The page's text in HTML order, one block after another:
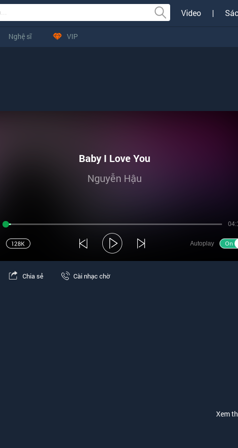
Video |
Nghệ sĩ VIP
Baby I Love You
Nguyễn Hậu
Autoplay
Chia sẻ Cài nhạc chờ
Xem